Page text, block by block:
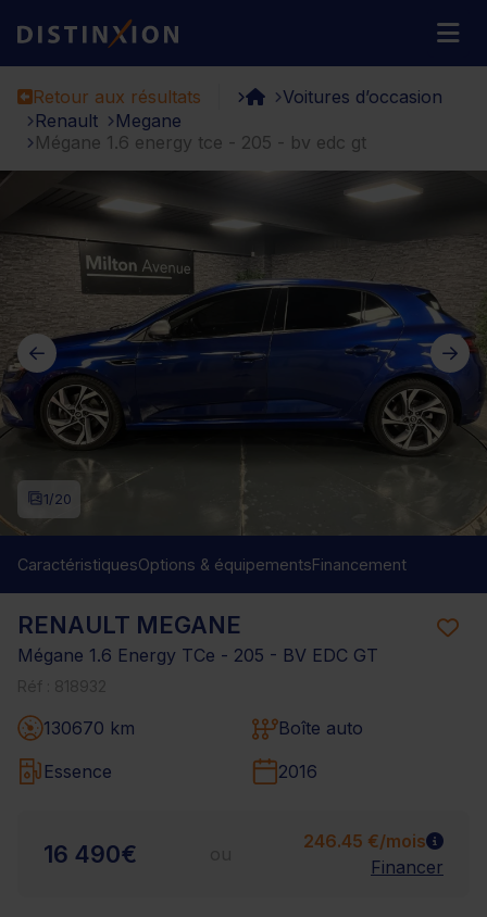
Distinxion
Retour aux résultats
Voitures d’occasion
Renault
Megane
Mégane 1.6 energy tce - 205 - bv edc gt
RENAULT MEGANE
Mégane 1.6 Energy TCe - 205 - BV EDC GT
130670 km
Boîte auto
Essence
2016
16 490€
246.45 €/mois
Financer
1/20
CaractéristiquesOptions & équipementsFinancement